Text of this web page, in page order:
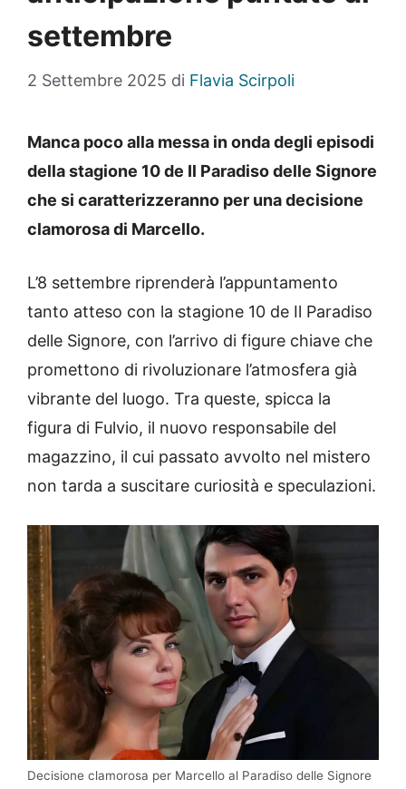
settembre
2 Settembre 2025 di Flavia Scirpoli
Manca poco alla messa in onda degli episodi
della stagione 10 de Il Paradiso delle Signore
che si caratterizzeranno per una decisione
clamorosa di Marcello.
L’8 settembre riprenderà l’appuntamento
tanto atteso con la stagione 10 de Il Paradiso
delle Signore, con l’arrivo di figure chiave che
promettono di rivoluzionare l’atmosfera già
vibrante del luogo. Tra queste, spicca la
figura di Fulvio, il nuovo responsabile del
magazzino, il cui passato avvolto nel mistero
non tarda a suscitare curiosità e speculazioni.
Decisione clamorosa per Marcello al Paradiso delle Signore